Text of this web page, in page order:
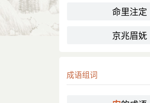
命里注定
京兆眉妩
成语组词